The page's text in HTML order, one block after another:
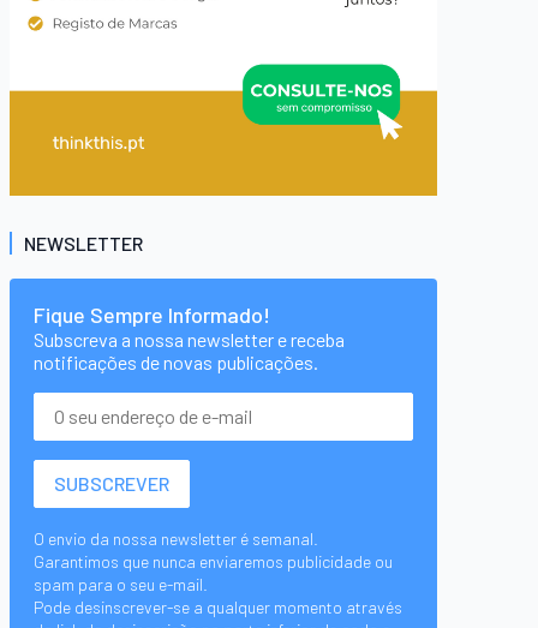
NEWSLETTER
Fique Sempre Informado!
Subscreva a nossa newsletter e receba
notificações de novas publicações.
O envio da nossa newsletter é semanal.
Garantimos que nunca enviaremos publicidade ou
spam para o seu e-mail.
Pode desinscrever-se a qualquer momento através